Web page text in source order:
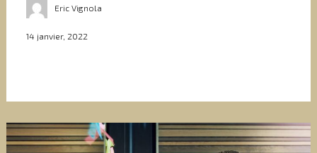
Eric Vignola
14 janvier, 2022